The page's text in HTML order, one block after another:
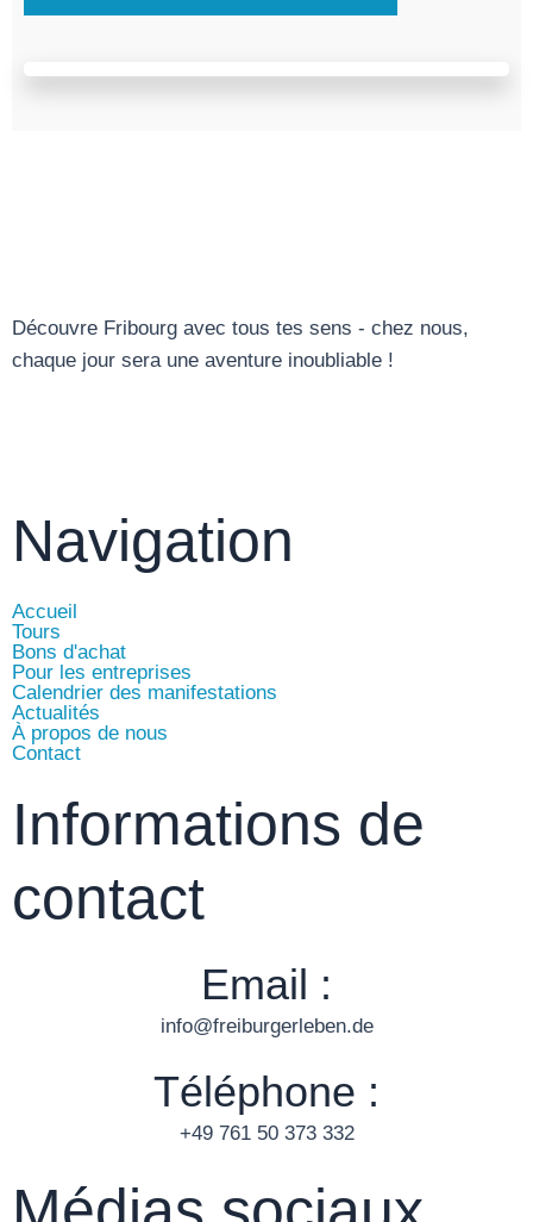
Découvre Fribourg avec tous tes sens - chez nous,
chaque jour sera une aventure inoubliable !
Navigation
Accueil
Tours
Bons d'achat
Pour les entreprises
Calendrier des manifestations
Actualités
À propos de nous
Contact
Informations de
contact
Email :
info@freiburgerleben.de
Téléphone :
+49 761 50 373 332